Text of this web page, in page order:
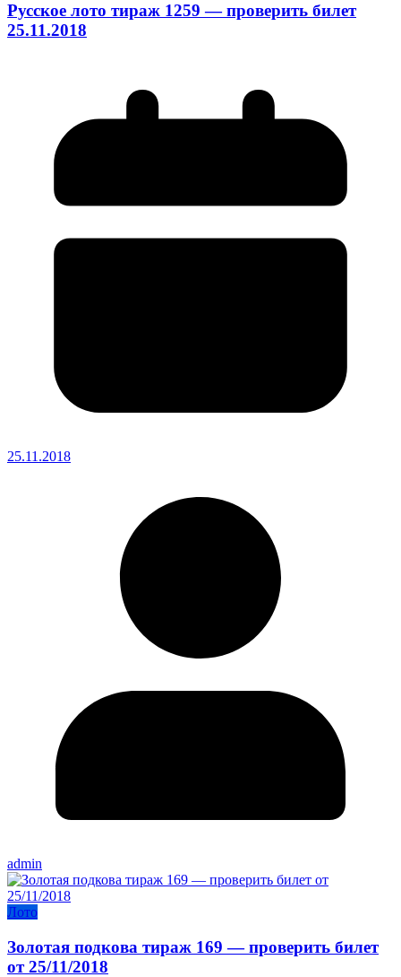
Русское лото тираж 1259 — проверить билет
25.11.2018
25.11.2018
admin
Лото
Золотая подкова тираж 169 — проверить билет
от 25/11/2018